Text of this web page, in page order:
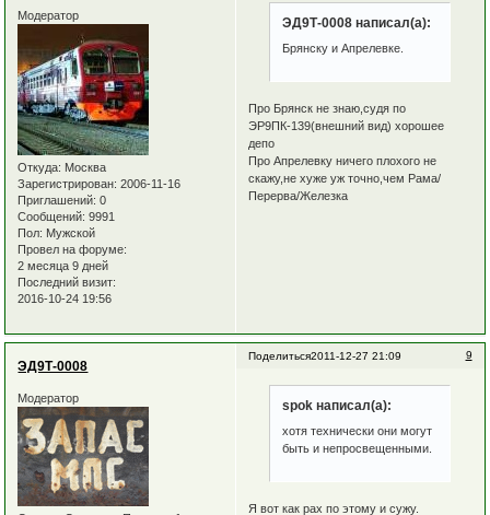
Модератор
Откуда: Москва
Зарегистрирован: 2006-11-16
Приглашений: 0
Сообщений: 9991
Пол: Мужской
Провел на форуме:
2 месяца 9 дней
Последний визит:
2016-10-24 19:56
ЭД9Т-0008 написал(а):
Брянску и Апрелевке.
Про Брянск не знаю,судя по
ЭР9ПК-139(внешний вид) хорошее
депо
Про Апрелевку ничего плохого не
скажу,не хуже уж точно,чем Рама/
Перерва/Железка
Поделиться 9
2011-12-27 21:09
ЭД9Т-0008
Модератор spok написал(а):
хотя технически они могут
быть и непросвещенными.
Я вот как рах по этому и сужу.